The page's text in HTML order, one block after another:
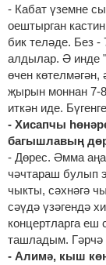
- Кабат үземне
оештырган
бик теләде. Без
алдылар. Ә инде
өчен
җырын моннан 7-
иткән иде.
- Хисапчы
багышлавың
- Дөрес. Әмма
чәчтараш булып
чыкты, сәхнәгә
сәүдә үзәгендә
концертларга еш
ташладым. Гәрчә
- Алимә, кыш